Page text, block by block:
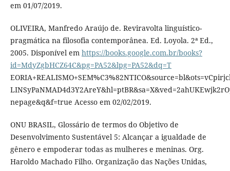
em 01/07/2019.
OLIVEIRA, Manfredo Araújo de. Reviravolta linguístico-
pragmática na filosofia contemporânea. Ed. Loyola. 2ª Ed.,
2005. Disponível em https://books.google.com.br/books?
id=MdyZgbHCZ64C&pg=PA52&lpg=PA52&dq=T
nepage&q&f=true Acesso em 02/02/2019.
ONU BRASIL, Glossário de termos do Objetivo de
Desenvolvimento Sustentável 5: Alcançar a igualdade de
gênero e empoderar todas as mulheres e meninas. Org.
Haroldo Machado Filho. Organização das Nações Unidas,